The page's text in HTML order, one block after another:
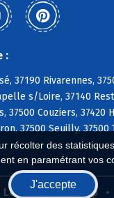
récolter des
en paramétrant vos
J'accepte
:
37190 Rivarennes,
s/Loire, 37140
37500 Couziers,
37500 Seuilly, 37500
Le réseau Biocoop